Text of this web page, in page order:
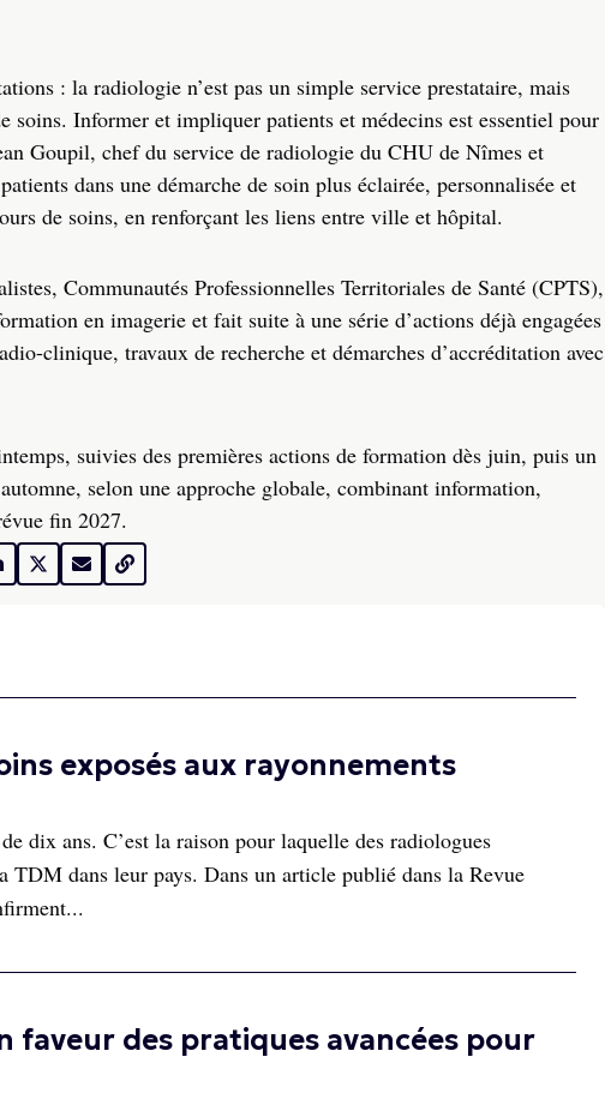
: la radiologie n’est pas un simple service prestataire, mais
Informer et impliquer patients et médecins est essentiel pour
Goupil, chef du service de radiologie du CHU de Nîmes et
dans une démarche de soin plus éclairée, personnalisée et
de soins, en renforçant les liens entre ville et hôpital.
Communautés Professionnelles Territoriales de Santé (CPTS),
en imagerie et fait suite à une série d’actions déjà engagées
clinique, travaux de recherche et démarches d’accréditation avec
suivies des premières actions de formation dès juin, puis un
selon une approche globale, combinant information,
fin 2027.
exposés aux rayonnements
dix ans. C’est la raison pour laquelle des radiologues
dans leur pays. Dans un article publié dans la Revue
faveur des pratiques avancées pour